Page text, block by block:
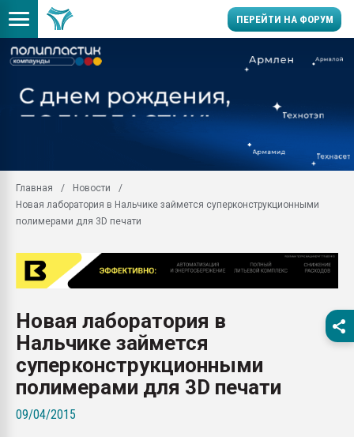
ПЕРЕЙТИ НА ФОРУМ
заводу пластмасс"
28.07.2026
первый план в
28.07.2026
ситуацией на
Всё, что касается
бутылок
Главная
Новости
Новая лаборатория в Нальчике займется суперконструкционными
полимерами для 3D печати
Новая лаборатория в
Нальчике займется
суперконструкционными
полимерами для 3D печати
09/04/2015